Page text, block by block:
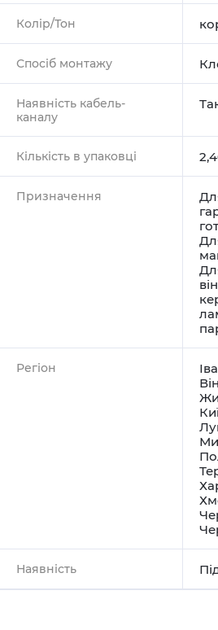
Колір/Тон
Спосіб монтажу
Наявність кабель-
каналу
Кількість в упаковці
Призначення
Регіон
Наявність